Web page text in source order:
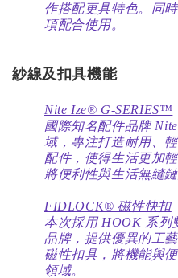
作搭配更具特色。同
項配合使用。
紗線及扣具機能
Nite Ize® G-SERIES™
國際知名配件品牌
域，專注打造耐用、
配件，使得生活更加
將便利性與生活無縫鏈
FIDLOCK® 磁性快扣
本次採用 HOOK 系列
品牌，提供優異的工
磁性扣具，將機能與
領域。